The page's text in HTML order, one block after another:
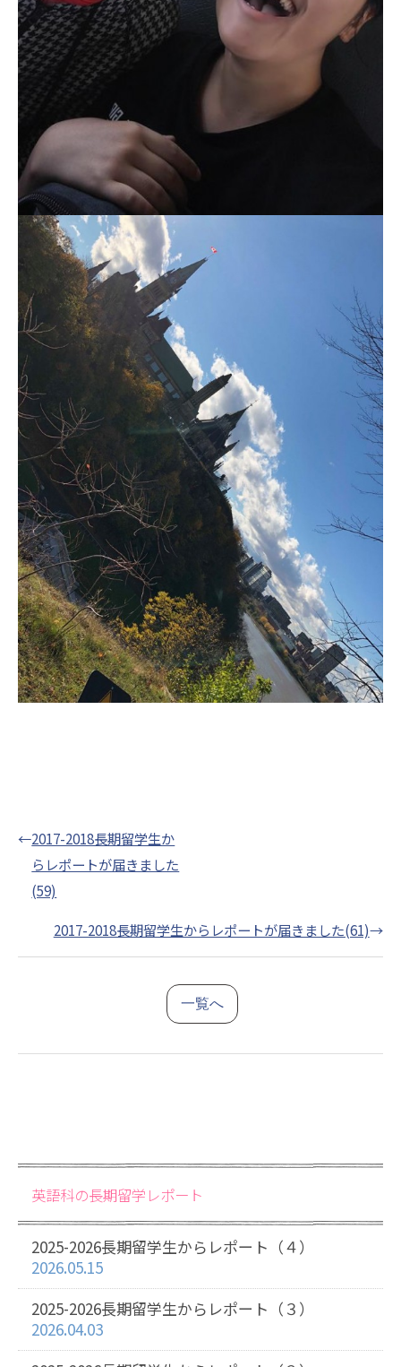
←2017-2018長期留学生か
らレポートが届きました
(59)
2017-2018長期留学生からレポートが届きました(61)→
一覧へ
英語科の長期留学レポート
2025-2026長期留学生からレポート（４）
2026.05.15
2025-2026長期留学生からレポート（３）
2026.04.03